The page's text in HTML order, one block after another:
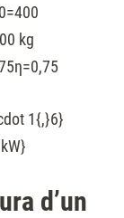
kg
η=0,75
1{,}6}
d’un